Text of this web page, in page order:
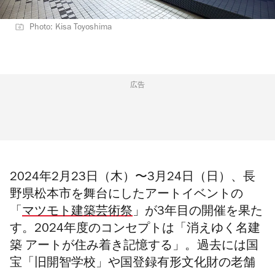
Photo: Kisa Toyoshima
広告
2024年2月23日（木）〜3月24日（日）、長
野県松本市を舞台にしたアートイベントの
「 マツモト建築芸術祭」が3年目の開催を果た
す。2024年度のコンセプトは 「 消えゆく名建
築 アートが住み着き記憶する 」。過去には国
宝「旧開智学校」や国登録有形文化財の老舗